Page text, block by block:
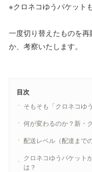
※クロネコゆうパケット
一度切り替えたものを
か、考察いたします。
目次
そもそも「クロネコゆ
何が変わるのか？新・
配送レベル（配達まで
クロネコゆうパケット
は？